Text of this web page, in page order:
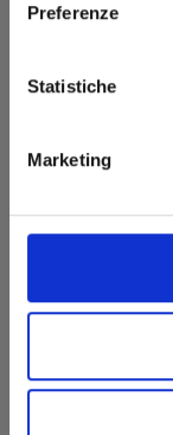
Preferenze
Statistiche
Marketing